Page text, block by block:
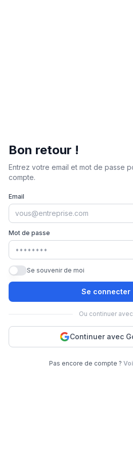
Bon retour !
Entrez votre email et mot de passe
compte.
Email
Mot de passe
Se souvenir de moi
Se connecter
Ou continuer avec
Continuer avec
Pas encore de compte ?